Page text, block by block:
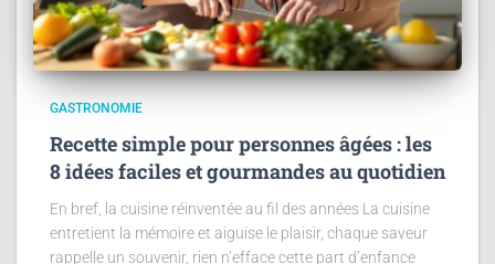
GASTRONOMIE
Recette simple pour personnes âgées : les
8 idées faciles et gourmandes au quotidien
En bref, la cuisine réinventée au fil des années La cuisine
entretient la mémoire et aiguise le plaisir, chaque saveur
rappelle un souvenir, rien n’efface cette part d’enfance